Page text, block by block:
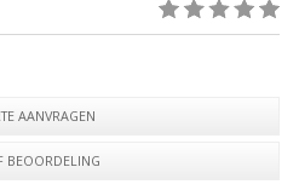
AANVRAGEN
BEOORDELING